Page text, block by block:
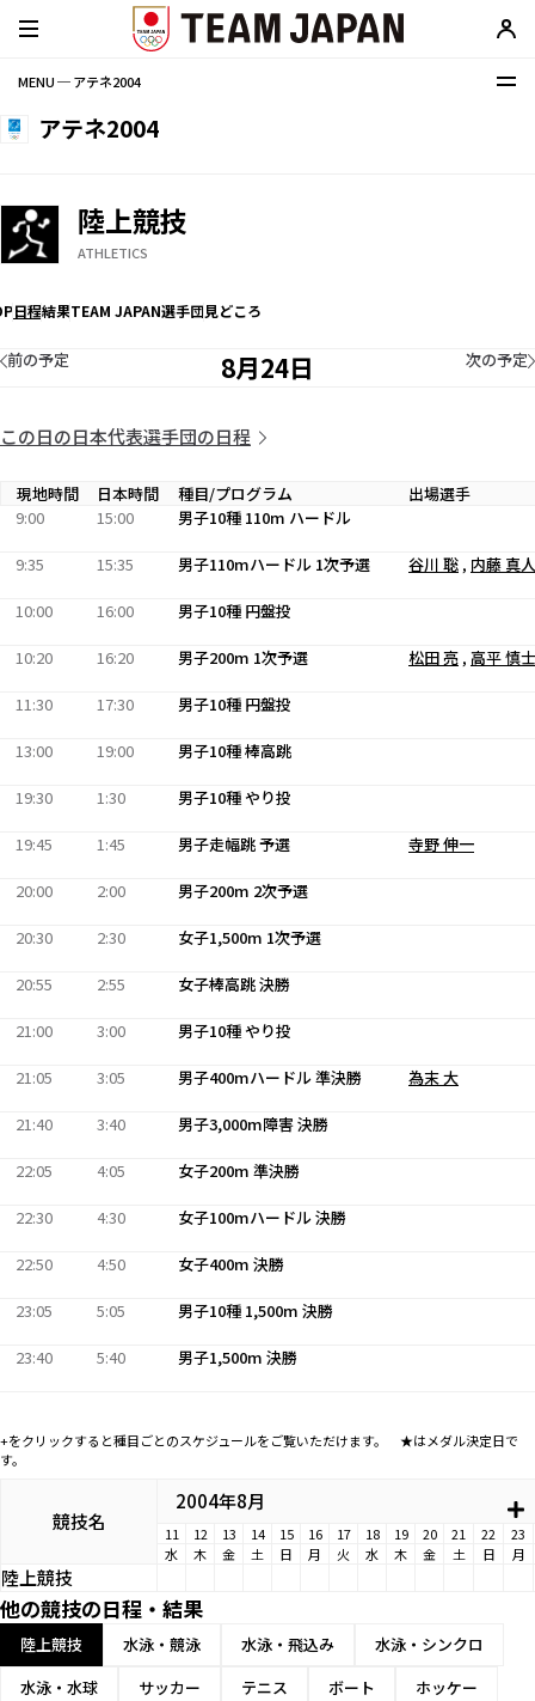
MENU ─ アテネ2004
アテネ2004
陸上競技
ATHLETICS
日程結果TEAM JAPAN選手団見どころ
8月24日
前の予定 次の予定
この日の日本代表選手団の日程
現地時間 日本時間 種目/プログラム
出場選手
9:00
15:00 男子10種 110m ハードル
9:35 15:35 男子110mハードル 1次予選 谷川 聡 , 内藤 真人
10:00 16:00 男子10種 円盤投
10:20 16:20 男子200m 1次予選 松田 亮 , 高平 慎士
11:30 17:30 男子10種 円盤投
13:00 19:00 男子10種 棒高跳
19:30 1:30 男子10種 やり投
19:45 1:45 男子走幅跳 予選 寺野 伸一
20:00 2:00 男子200m 2次予選
20:30 2:30 女子1,500m 1次予選
20:55 2:55 女子棒高跳 決勝
21:00 3:00 男子10種 やり投
21:05 3:05 男子400mハードル 準決勝 為末 大
21:40 3:40 男子3,000m障害 決勝
22:05 4:05 女子200m 準決勝
22:30 4:30 女子100mハードル 決勝
22:50 4:50 女子400m 決勝
23:05 5:05 男子10種 1,500m 決勝
23:40 5:40 男子1,500m 決勝
+をクリックすると種目ごとのスケジュールをご覧いただけます。 ★はメダル決定日で
す。
競技名
2004年8月
11 12 13 14 15 16 17 18 19 20 21 22
23
水
木 金 土 日 月 火 水 木 金 土 日 月
陸上競技
他の競技の日程・結果
陸上競技 水泳・競泳 水泳・飛込み
水泳・シンクロ
水泳・水球
サッカー テニス ボート
ホッケー